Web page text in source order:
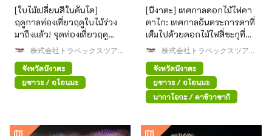
[ใบไม้เปลี่ยนสีในคันโต]
ฤดูกาลท่องเที่ยวฤดูใบไม้ร่วง
มาถึงแล้ว! จุดท่องเที่ยวฤดู
ใบไม้ร่วงที่สวยงามน่าไปเยือ
株式会社トラベックスツアー
จังหวัดนีงาตะ
ยูซาวะ / อุโอนุมะ
[นีงาตะ] เทศกาลดอกไม้ไฟคา
ตาไก: เทศกาลอันตระการตาที่
เต็มไปด้วยดอกไม้ไฟสี่ชะกุที่
ใหญ่ที่สุดในโลก!
株式会社トラベックスツアー
จังหวัดนีงาตะ
ยูซาวะ / อุโอนุมะ
นากาโอกะ / คาชิวาซากิ